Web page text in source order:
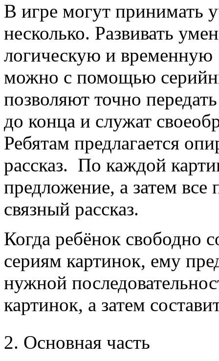
В игре могут принимать
несколько. Развивать
логическую и временную
можно с помощью
позволяют точно
до конца и служат
Ребятам предлагается
рассказ. По каждой
предложение, а затем
связный рассказ.
Когда ребёнок свободно
сериям картинок, ему
нужной
картинок, а затем
2. Основная часть